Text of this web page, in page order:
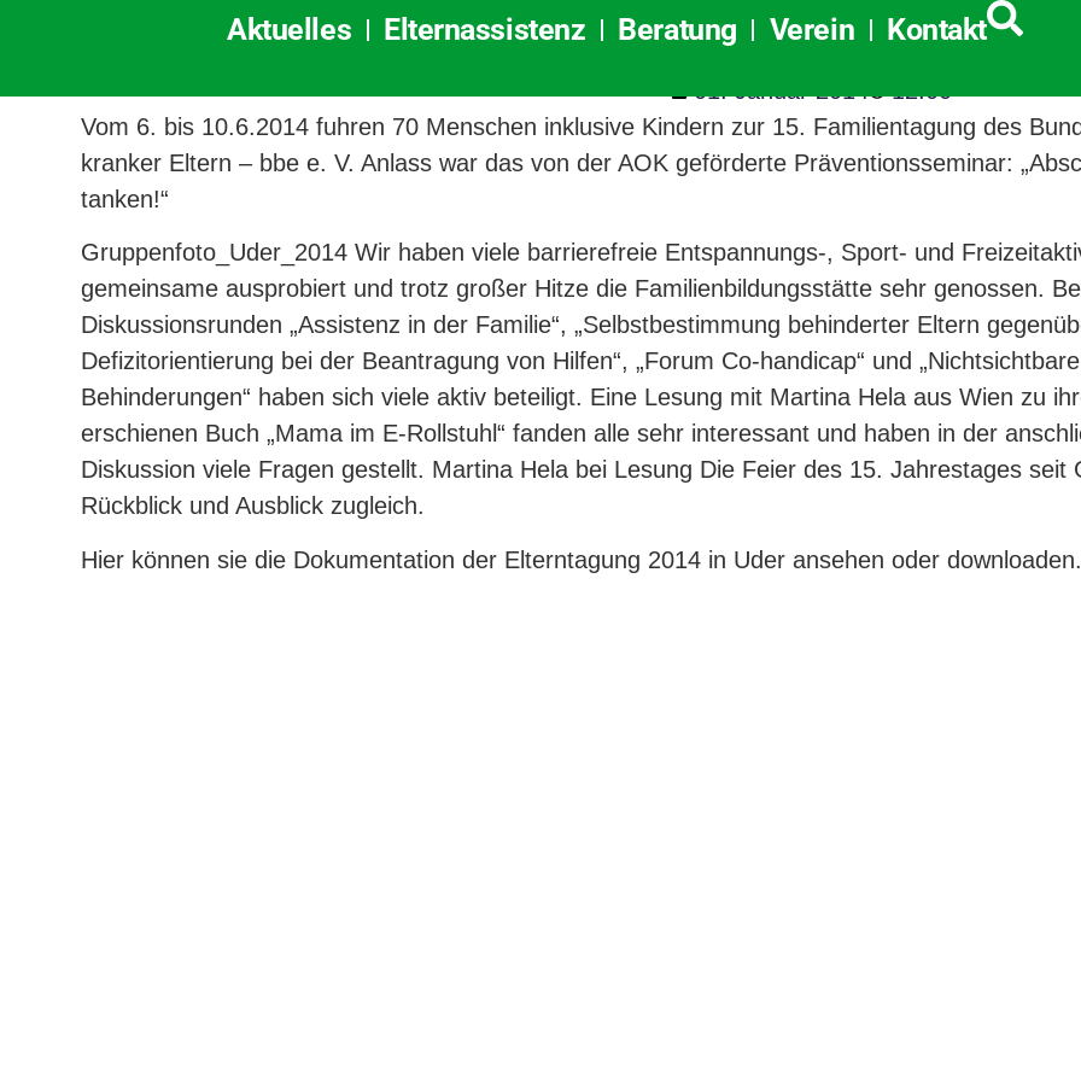
Aktuelles Elternassistenz Beratung Verein Kontakt
Elterntagung 2014
01. Januar 2014
12:00
Vom 6. bis 10.6.2014 fuhren 70 Menschen inklusive Kindern zur 15. Familientagung des
kranker Eltern – bbe e. V. Anlass war das von der AOK geförderte Präventionsseminar:
tanken!“
Gruppenfoto_Uder_2014 Wir haben viele barrierefreie Entspannungs-, Sport- und
gemeinsame ausprobiert und trotz großer Hitze die Familienbildungsstätte sehr genossen.
Diskussionsrunden „Assistenz in der Familie“, „Selbstbestimmung behinderter Eltern
Defizitorientierung bei der Beantragung von Hilfen“, „Forum Co-handicap“ und „Nichtsichtbare
Behinderungen“ haben sich viele aktiv beteiligt. Eine Lesung mit Martina Hela aus Wien zu
erschienen Buch „Mama im E-Rollstuhl“ fanden alle sehr interessant und haben in der
Diskussion viele Fragen gestellt. Martina Hela bei Lesung Die Feier des 15. Jahrestages seit
Rückblick und Ausblick zugleich.
Hier können sie die Dokumentation der Elterntagung 2014 in Uder ansehen oder